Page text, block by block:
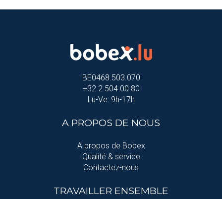
BE0468.503.070
+32 2 504 00 80
Lu-Ve: 9h-17h
A PROPOS DE NOUS
A propos de Bobex
Qualité & service
Contactez-nous
TRAVAILLER ENSEMBLE